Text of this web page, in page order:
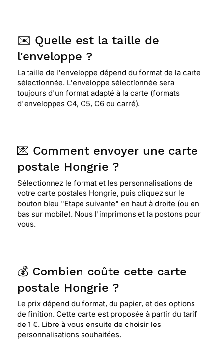
✉️ Quelle est la taille de
l'enveloppe ?
La taille de l'enveloppe dépend du format de la carte
sélectionnée. L'enveloppe sélectionnée sera
toujours d'un format adapté à la carte (formats
d'enveloppes C4, C5, C6 ou carré).
💌 Comment envoyer une carte
postale Hongrie ?
Sélectionnez le format et les personnalisations de
votre carte postales Hongrie, puis cliquez sur le
bouton bleu "Etape suivante" en haut à droite (ou en
bas sur mobile). Nous l'imprimons et la postons pour
vous.
💰 Combien coûte cette carte
postale Hongrie ?
Le prix dépend du format, du papier, et des options
de finition. Cette carte est proposée à partir du tarif
de 1 €. Libre à vous ensuite de choisir les
personnalisations souhaitées.